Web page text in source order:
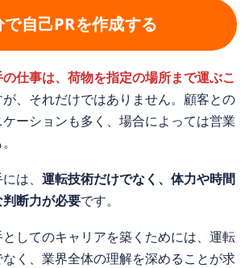
で自己PRを作成する
の仕事は、荷物を指定の場所まで運ぶこ
が、それだけではありません。顧客との
ーションも多く、場合によっては営業
は、 運転技術だけでなく、体力や時間
断力が必要です。
としてのキャリアを築くためには、運転
く、業界全体の理解を深めることが求